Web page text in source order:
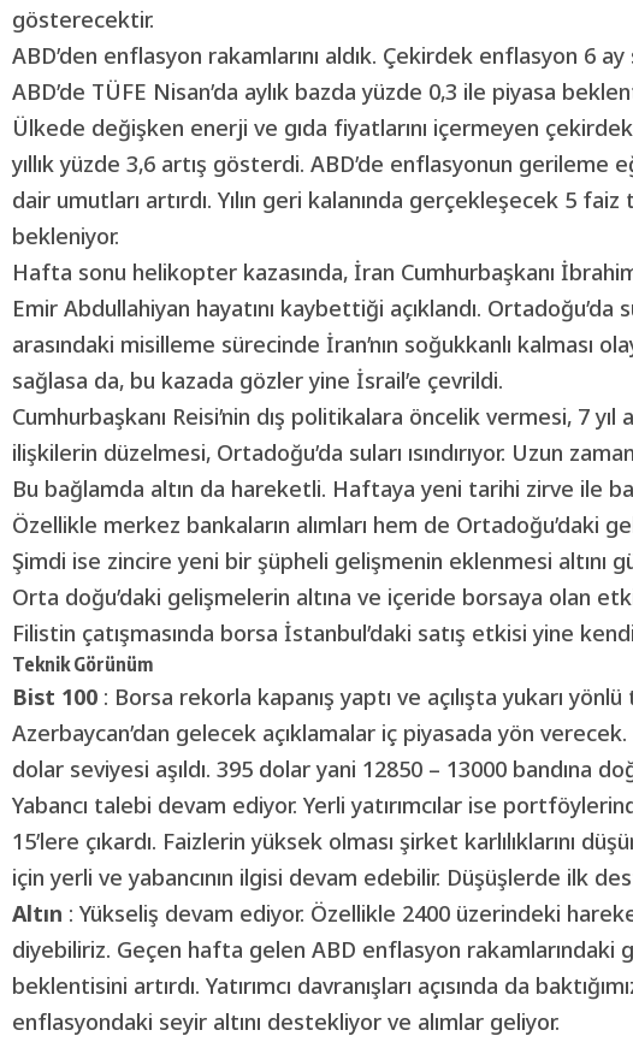
gösterecektir.
ABD’den enflasyon rakamlarını aldık. Çekirdek enflasyon 6
ABD’de TÜFE Nisan’da aylık bazda yüzde 0,3 ile piyasa
Ülkede değişken enerji ve gıda fiyatlarını içermeyen çekirdek
yıllık yüzde 3,6 artış gösterdi. ABD’de enflasyonun
dair umutları artırdı. Yılın geri kalanında gerçekleşecek 5
bekleniyor.
Hafta sonu helikopter kazasında, İran Cumhurbaşkanı
Emir Abdullahiyan hayatını kaybettiği açıklandı.
arasındaki misilleme sürecinde İran’nın soğukkanlı kalması
sağlasa da, bu kazada gözler yine İsrail’e çevrildi.
Cumhurbaşkanı Reisi’nin dış politikalara öncelik vermesi, 7
ilişkilerin düzelmesi, Ortadoğu’da suları ısındırıyor. Uzun
Bu bağlamda altın da hareketli. Haftaya yeni tarihi zirve ile
Özellikle merkez bankaların alımları hem de Ortadoğu’daki
Şimdi ise zincire yeni bir şüpheli gelişmenin eklenmesi altını
Orta doğu’daki gelişmelerin altına ve içeride borsaya olan
Filistin çatışmasında borsa İstanbul’daki satış etkisi yine
Teknik Görünüm
Bist 100 : Borsa rekorla kapanış yaptı ve açılışta yukarı
Azerbaycan’dan gelecek açıklamalar iç piyasada yön
dolar seviyesi aşıldı. 395 dolar yani 12850 – 13000 bandına
Yabancı talebi devam ediyor. Yerli yatırımcılar ise
15’lere çıkardı. Faizlerin yüksek olması şirket karlılıklarını
için yerli ve yabancının ilgisi devam edebilir. Düşüşlerde ilk
Altın : Yükseliş devam ediyor. Özellikle 2400 üzerindeki
diyebiliriz. Geçen hafta gelen ABD enflasyon rakamlarındaki
beklentisini artırdı. Yatırımcı davranışları açısında da
enflasyondaki seyir altını destekliyor ve alımlar geliyor.